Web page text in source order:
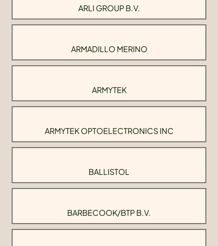
ARLI GROUP B.V.
ARMADILLO MERINO
ARMYTEK
ARMYTEK OPTOELECTRONICS INC
BALLISTOL
BARBECOOK/BTP B.V.